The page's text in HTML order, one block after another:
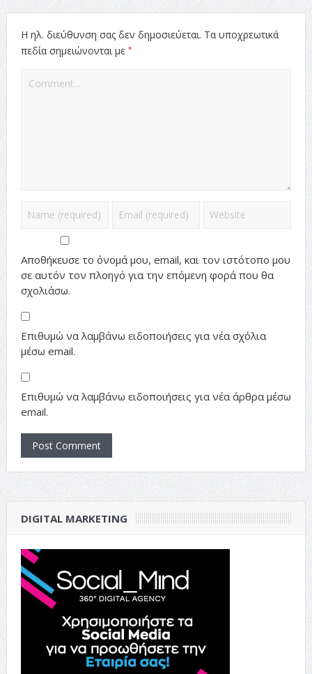
Η ηλ. διεύθυνση σας δεν δημοσιεύεται. Τα υποχρεωτικά
πεδία σημειώνονται με *
Αποθήκευσε το όνομά μου, email, και τον ιστότοπο μου
σε αυτόν τον πλοηγό για την επόμενη φορά που θα
σχολιάσω.
Επιθυμώ να λαμβάνω ειδοποιήσεις για νέα σχόλια
μέσω email.
Επιθυμώ να λαμβάνω ειδοποιήσεις για νέα άρθρα μέσω
email.
DIGITAL MARKETING